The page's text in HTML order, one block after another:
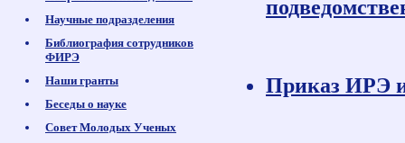
Научные подразделения
Библиография сотрудников
ФИРЭ
Наши гранты
Беседы о науке
Совет Молодых Ученых
Приказ ИРЭ